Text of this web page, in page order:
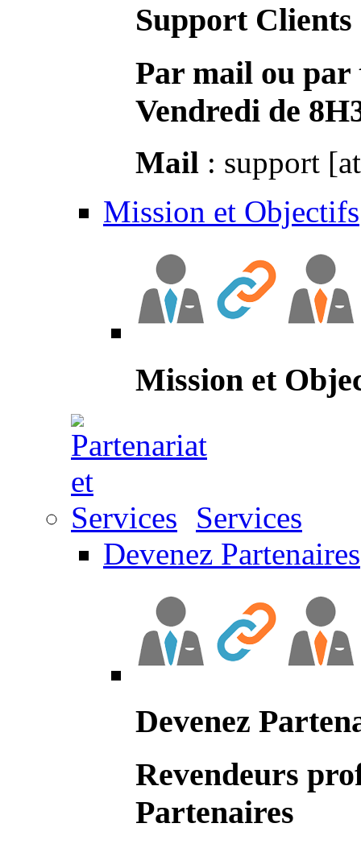
Support Clients
Par mail ou par
Vendredi de
Mail : support
Mission et Objectifs
Mission et
Services
Devenez Partenaires
Devenez
Revendeurs
Partenaires